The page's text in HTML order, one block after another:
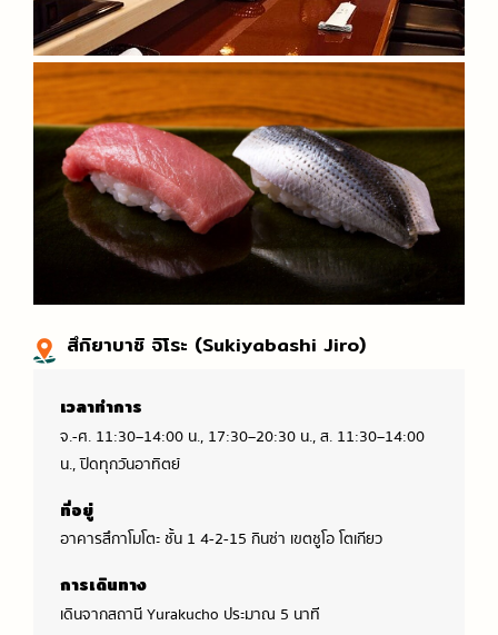
สึกิยาบาชิ จิโระ (Sukiyabashi Jiro)
เวลาทำการ
จ.-ศ. 11:30–14:00 น., 17:30–20:30 น., ส. 11:30–14:00
น., ปิดทุกวันอาทิตย์
ที่อยู่
อาคารสึกาโมโตะ ชั้น 1 4-2-15 กินซ่า เขตชูโอ โตเกียว
การเดินทาง
เดินจากสถานี Yurakucho ประมาณ 5 นาที